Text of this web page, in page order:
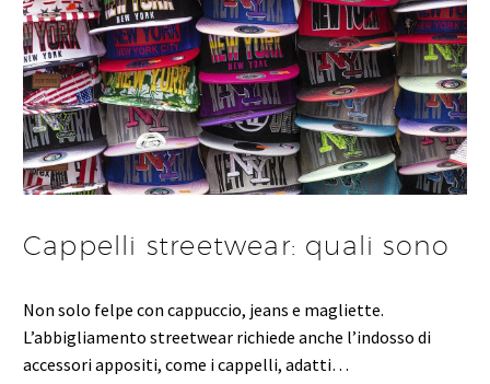
Cappelli streetwear: quali sono
Non solo felpe con cappuccio, jeans e magliette.
L’abbigliamento streetwear richiede anche l’indosso di
accessori appositi, come i cappelli, adatti…